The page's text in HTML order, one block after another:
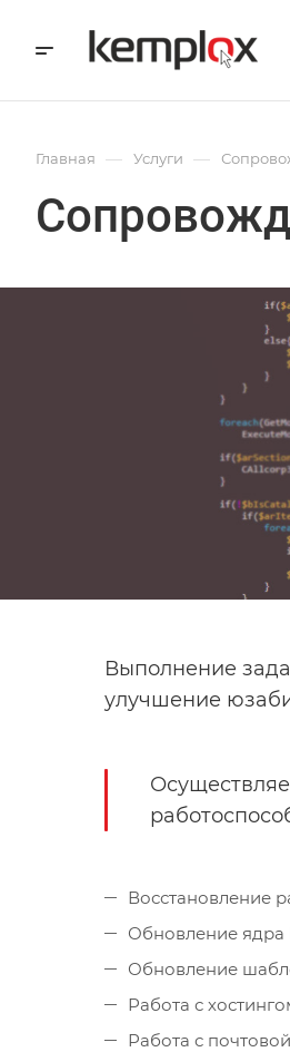
Главная — Услуги —
Выполнение
улучшение
Восстановление
Обновление ядра
Обновление
Работа с
Работа с